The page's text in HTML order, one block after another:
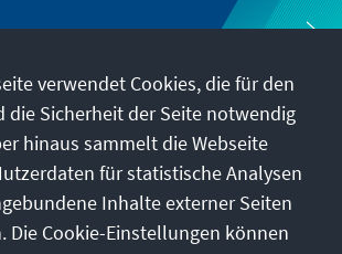
verwendet Cookies, die für den
die Sicherheit der Seite notwendig
hinaus sammelt die Webseite
für statistische Analysen
Inhalte externer Seiten
Die Cookie-Einstellungen können